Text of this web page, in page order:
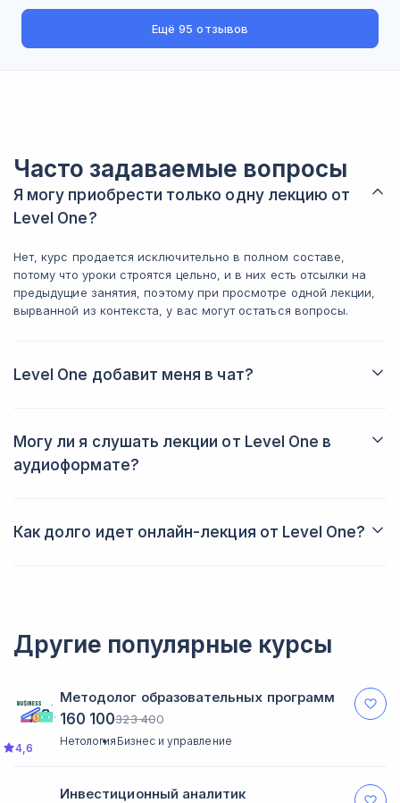
Еще мне понравились лекции по
истории религии и науки. Курсы по
дополнительные задания, что помогает
лучше усваивать информацию.
А курс по истории антисемитизма стал
Ещё95 отзывов
Часто задаваемые вопросы
Я могу приобрести только одну лекцию от
Level One?
Нет, курс продается исключительно в полном составе,
потому что уроки строятся цельно, и в них есть отсылки на
предыдущие занятия, поэтому при просмотре одной лекции,
вырванной из контекста, у вас могут остаться вопросы.
Level One добавит меня в чат?
задавать свои вопросы в любое время.
Могу ли я слушать лекции от Level One в
аудиоформате?
Как долго идет онлайн-лекция от Level One?
Другие популярные курсы
Методолог образовательных программ
Нетология Бизнес и управление
4,6
160 100323 400
Инвестиционный аналитик